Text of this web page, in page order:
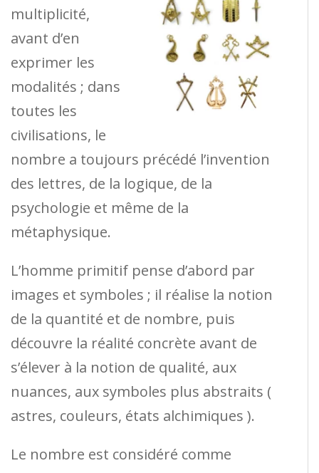
multiplicité,
avant d’en
exprimer les
modalités ; dans
toutes les
civilisations, le
nombre a toujours précédé l’invention
des lettres, de la logique, de la
psychologie et même de la
métaphysique.
L’homme primitif pense d’abord par
images et symboles ; il réalise la notion
de la quantité et de nombre, puis
découvre la réalité concrète avant de
s’élever à la notion de qualité, aux
nuances, aux symboles plus abstraits (
astres, couleurs, états alchimiques ).
Le nombre est considéré comme